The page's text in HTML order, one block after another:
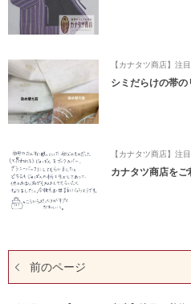
【カナタツ商店】注
シミだらけの帯の
【カナタツ商店】注
カナタツ商店を
前のページ